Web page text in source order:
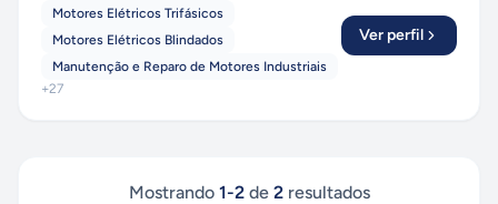
Motores Elétricos Trifásicos
Motores Elétricos Blindados
Manutenção e Reparo de Motores Industriais
+27
Ver perfil
Mostrando 1-2de 2resultados